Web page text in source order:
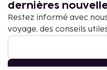
dernières
Restez informé avec
voyage, des conseils